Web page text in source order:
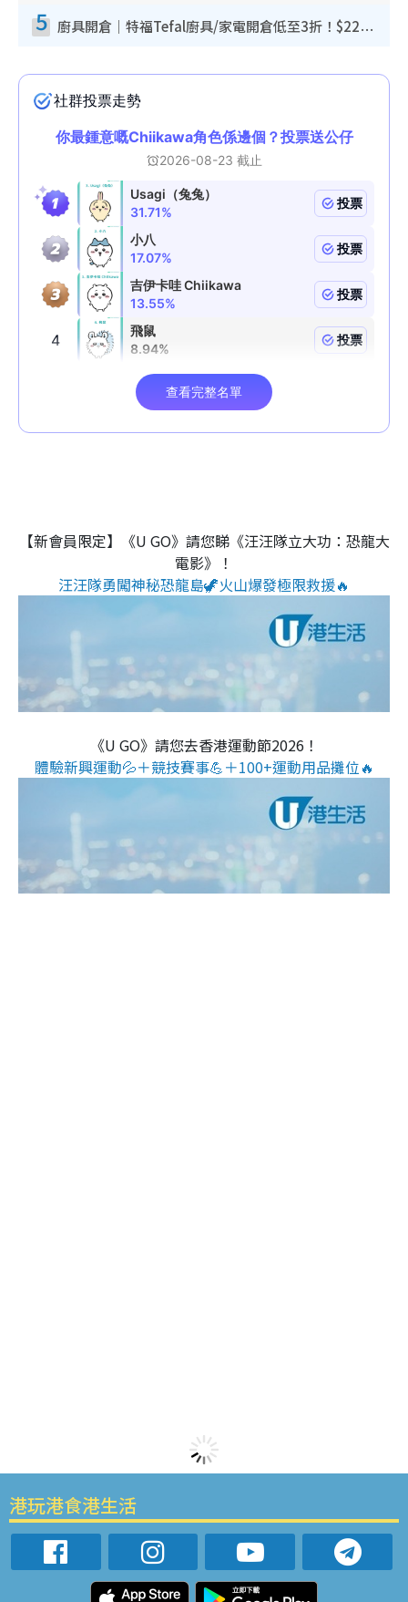
5 廚具開倉｜特福Tefal廚具/家電開倉低至3折！$220起買平底鍋/炒鑊/湯煲！電飯煲/吸塵機/燙斗$418起
【新會員限定】《U GO》請您睇《汪汪隊立大功：恐龍大
電影》！
汪汪隊勇闖神秘恐龍島🦖火山爆發極限救援🔥
《U GO》請您去香港運動節2026！
體驗新興運動💦＋競技賽事💪＋100+運動用品攤位🔥
港玩港食港生活